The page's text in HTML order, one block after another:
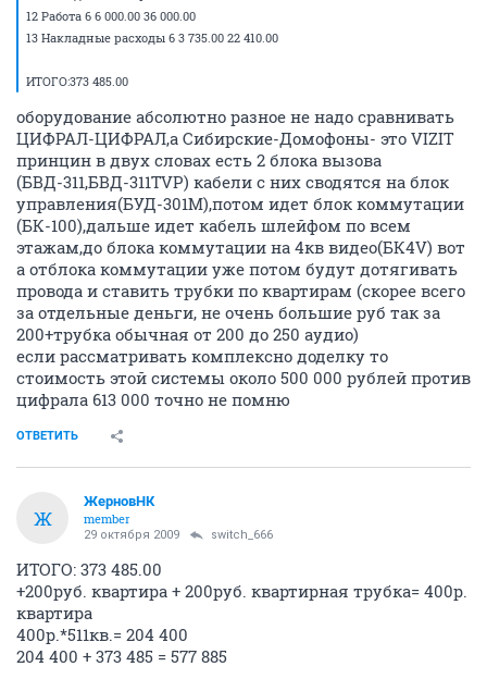
12 Работа 6 6 000.00 36 000.00
13 Накладные расходы 6 3 735.00 22 410.00
ИТОГО:373 485.00
оборудование абсолютно разное не надо сравнивать
ЦИФРАЛ-ЦИФРАЛ,а Сибирские-Домофоны- это VIZIT
принцин в двух словах есть 2 блока вызова
(БВД-311,БВД-311TVP) кабели с них сводятся на блок
управления(БУД-301M),потом идет блок коммутации
(БК-100),дальше идет кабель шлейфом по всем
этажам,до блока коммутации на 4кв видео(БК4V) вот
а отблока коммутации уже потом будут дотягивать
провода и ставить трубки по квартирам (скорее всего
за отдельные деньги, не очень большие руб так за
200+трубка обычная от 200 до 250 аудио)
если рассматривать комплексно доделку то
стоимость этой системы около 500 000 рублей против
цифрала 613 000 точно не помню
ОТВЕТИТЬ
Ж
ЖерновНК
member
29 октября 2009 switch_666
ИТОГО: 373 485.00
+200руб. квартира + 200руб. квартирная трубка= 400р.
квартира
400р.*511кв.= 204 400
204 400 + 373 485 = 577 885